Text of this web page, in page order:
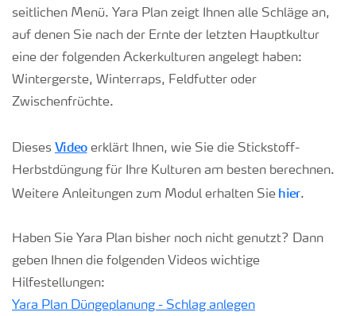
seitlichen Menü. Yara Plan zeigt Ihnen alle Schläge an,
auf denen Sie nach der Ernte der letzten Hauptkultur
eine der folgenden Ackerkulturen angelegt haben:
Wintergerste, Winterraps, Feldfutter oder
Zwischenfrüchte.
Dieses Videoerklärt Ihnen, wie Sie die Stickstoff-
Herbstdüngung für Ihre Kulturen am besten berechnen.
Weitere Anleitungen zum Modul erhalten Sie hier.
Haben Sie Yara Plan bisher noch nicht genutzt? Dann
geben Ihnen die folgenden Videos wichtige
Hilfestellungen:
Yara Plan Düngeplanung - Schlag anlegen